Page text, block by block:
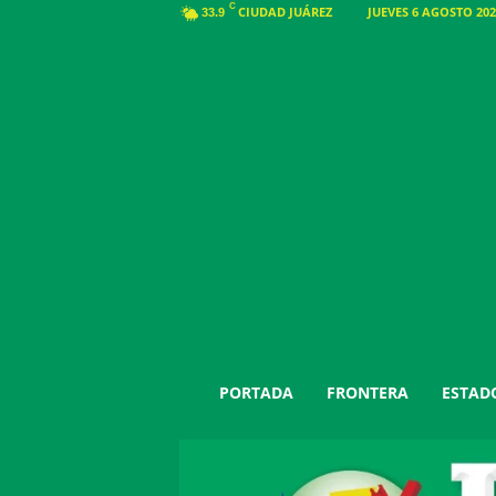
33.9 C CIUDAD JUÁREZ JUEVES 6 AGOSTO
PORTADA FRONTERA